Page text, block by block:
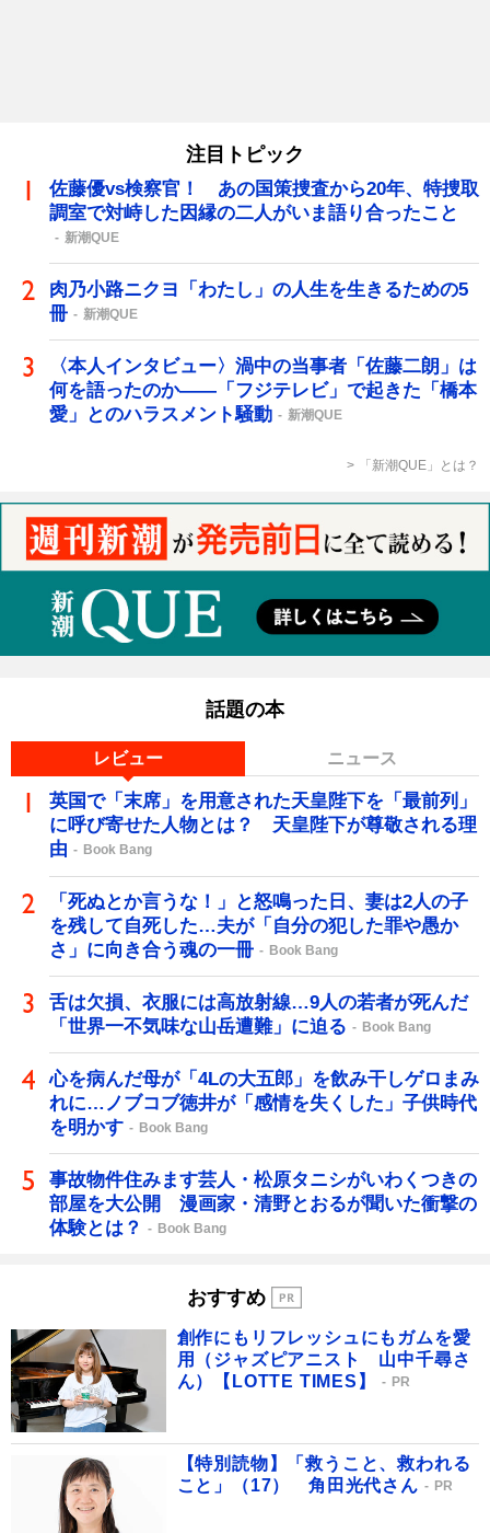
注目トピック
佐藤優vs検察官！ あの国策捜査から20年、特捜取
調室で対峙した因縁の二人がいま語り合ったこと
新潮QUE
肉乃小路ニクヨ「わたし」の人生を生きるための5
冊
新潮QUE
〈本人インタビュー〉渦中の当事者「佐藤二朗」は
何を語ったのか――「フジテレビ」で起きた「橋本
愛」とのハラスメント騒動
新潮QUE
「新潮QUE」とは？
話題の本
レビュー ニュース
英国で「末席」を用意された天皇陛下を「最前列」
に呼び寄せた人物とは？ 天皇陛下が尊敬される理
由
Book Bang
「死ぬとか言うな！」と怒鳴った日、妻は2人の子
を残して自死した…夫が「自分の犯した罪や愚か
さ」に向き合う魂の一冊
Book Bang
舌は欠損、衣服には高放射線…9人の若者が死んだ
「世界一不気味な山岳遭難」に迫る
Book Bang
心を病んだ母が「4Lの大五郎」を飲み干しゲロまみ
れに…ノブコブ徳井が「感情を失くした」子供時代
を明かす
Book Bang
事故物件住みます芸人・松原タニシがいわくつきの
部屋を大公開 漫画家・清野とおるが聞いた衝撃の
体験とは？
Book Bang
おすすめ
創作にもリフレッシュにもガムを愛
用（ジャズピアニスト 山中千尋さ
ん）【LOTTE TIMES】
PR
【特別読物】「救うこと、救われる
こと」（17） 角田光代さん
PR